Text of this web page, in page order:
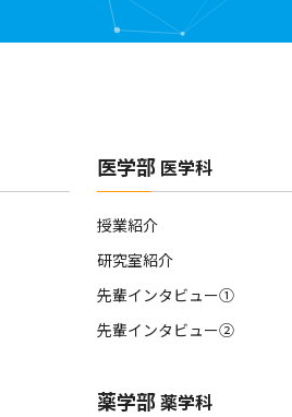
医学部 医学科
授業紹介
研究室紹介
先輩インタビュー①
先輩インタビュー②
薬学部薬学科